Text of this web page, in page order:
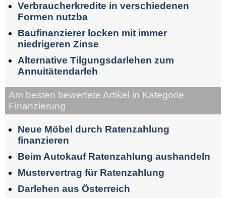
Verbraucherkredite in verschiedenen
Formen nutzba
Baufinanzierer locken mit immer
niedrigeren Zinse
Alternative Tilgungsdarlehen zum
Annuitätendarleh
Am besten bewertete Artikel in Kategorie
Finanzierung
Neue Möbel durch Ratenzahlung
finanzieren
Beim Autokauf Ratenzahlung aushandeln
Mustervertrag für Ratenzahlung
Darlehen aus Österreich